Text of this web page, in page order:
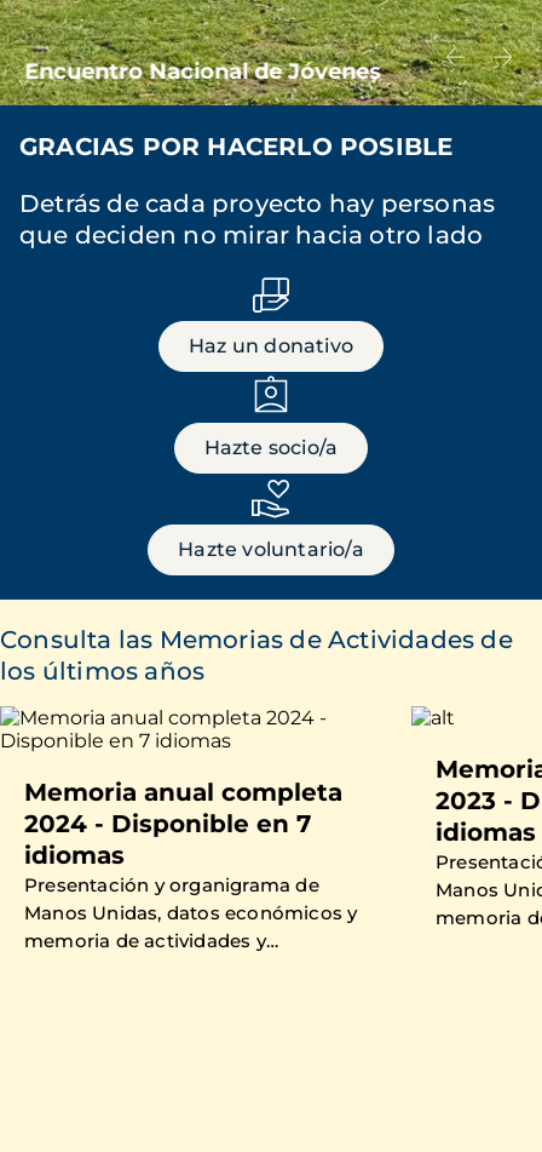
Encuentro Nacional de Jóvenes
GRACIAS POR HACERLO POSIBLE
Detrás de cada proyecto hay personas
que deciden no mirar hacia otro lado
Haz un donativo
Hazte socio/a
Hazte voluntario/a
Consulta las Memorias de Actividades de
los últimos años
Memoria anual completa
2024 - Disponible en 7
idiomas
Presentación y organigrama de
Manos Unidas, datos económicos y
memoria de actividades y
2023 -
idiomas
Manos
memoria